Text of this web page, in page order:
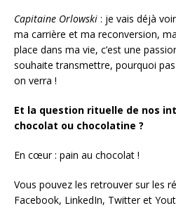
Capitaine Orlowski : je vais déjà
ma carrière et ma reconversion,
place dans ma vie, c’est une
souhaite transmettre, pourquoi
on verra !
Et la question rituelle de nos
chocolat ou chocolatine ?
En cœur : pain au chocolat !
Vous pouvez les retrouver sur les
Facebook, LinkedIn, Twitter et